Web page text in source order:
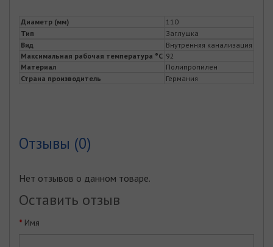
Диаметр (мм)
110
Тип
Заглушка
Вид
Внутренняя канализация
Максимальная рабочая температура °С 92
Материал
Полипропилен
Страна производитель
Германия
Отзывы (0)
Нет отзывов о данном товаре.
Оставить отзыв
Имя